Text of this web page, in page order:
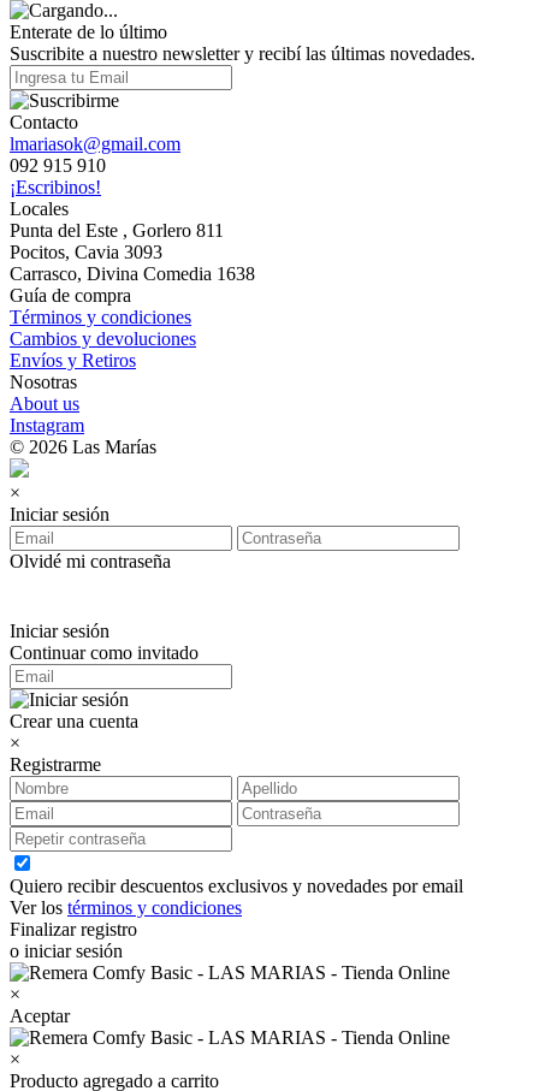
Enterate de lo último
Suscribite a nuestro newsletter y recibí las últimas novedades.
Contacto
lmariasok@gmail.com
092 915 910
¡Escribinos!
Locales
Punta del Este , Gorlero 811
Pocitos, Cavia 3093
Carrasco, Divina Comedia 1638
Guía de compra
Términos y condiciones
Cambios y devoluciones
Envíos y Retiros
Nosotras
About us
Instagram
© 2026 Las Marías
×
Iniciar sesión
Olvidé mi contraseña
Iniciar sesión
Continuar como invitado
Crear una cuenta
×
Registrarme
Quiero recibir descuentos exclusivos y novedades por email
Ver los términos y condiciones
Finalizar registro
o iniciar sesión
×
Aceptar
×
Producto agregado a carrito